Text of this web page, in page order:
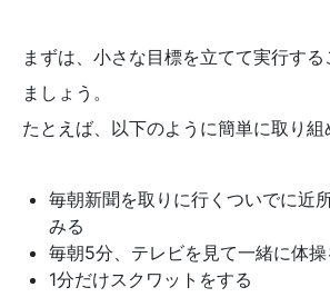
まずは、小さな目標を立てて実行す
ましょう。
たとえば、以下のように簡単に取り組
毎朝新聞を取りに行くついでに近
みる
毎朝5分、テレビを見て一緒に体操
1分だけスクワットをする